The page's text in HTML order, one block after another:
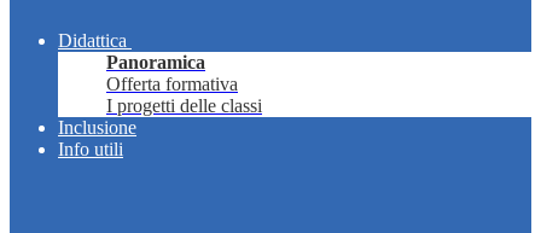
Didattica
Panoramica
Offerta formativa
I progetti delle classi
Inclusione
Info utili